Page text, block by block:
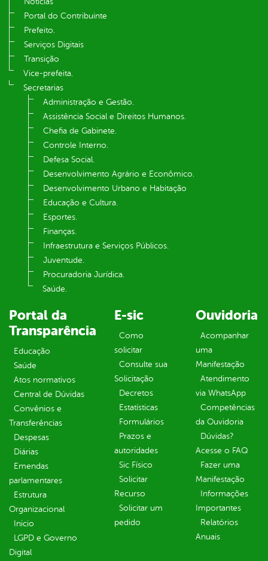
Portal do Contribuinte
Prefeito.
Serviços Digitais
Transição
Vice-prefeita.
Secretarias
Administração e Gestão.
Assistência Social e Direitos Humanos.
Chefia de Gabinete.
Controle Interno.
Defesa Social.
Desenvolvimento Agrário e Econômico.
Desenvolvimento Urbano e Habitação
Educação e Cultura.
Esportes.
Finanças.
Infraestrutura e Serviços Públicos.
Juventude.
Procuradoria Jurídica.
Saúde.
Portal da
Transparência
Educação
Saúde
Atos normativos
Central de Dúvidas
Convênios e
Transferências
Despesas
Diárias
Emendas
parlamentares
Estrutura
Organizacional
Inicio
LGPD e Governo
Digital
E-sic
Como
solicitar
Consulte sua
Solicitação
Decretos
Estatísticas
Formulários
Prazos e
autoridades
Sic Físico
Solicitar
Recurso
Solicitar um
pedido
Ouvidoria
Acompanhar
uma
Manifestação
Atendimento
via WhatsApp
Competências
da Ouvidoria
Dúvidas?
Acesse o FAQ
Fazer uma
Manifestação
Informações
Importantes
Relatórios
Anuais